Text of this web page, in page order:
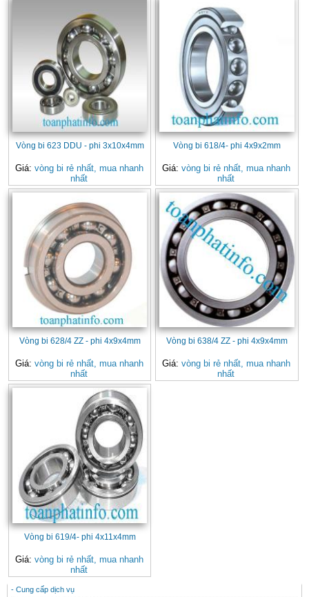
Vòng bi 623 DDU - phi 3x10x4mm
Giá: vòng bi rẻ nhất, mua nhanh
nhất
Vòng bi 618/4- phi 4x9x2mm
Giá: vòng bi rẻ nhất, mua nhanh
nhất
Vòng bi 628/4 ZZ - phi 4x9x4mm
Giá: vòng bi rẻ nhất, mua nhanh
nhất
Vòng bi 638/4 ZZ - phi 4x9x4mm
Giá: vòng bi rẻ nhất, mua nhanh
nhất
Vòng bi 619/4- phi 4x11x4mm
Giá: vòng bi rẻ nhất, mua nhanh
nhất
- Cung cấp dịch vụ